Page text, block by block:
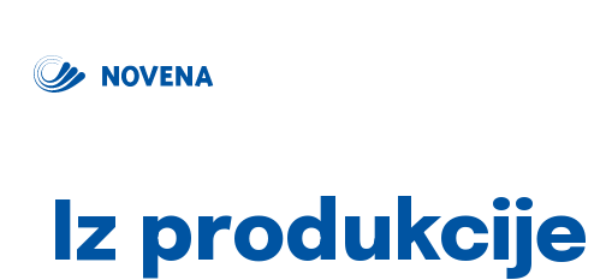
Iz produkcije